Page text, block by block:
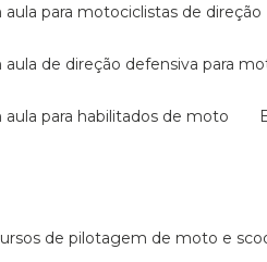
aula para motociclistas de direção
aula de direção defensiva para
aula para habilitados de moto
de pilotagem de moto e